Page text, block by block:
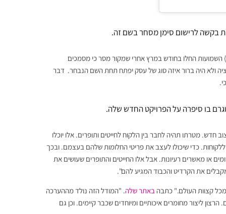
בקשה לרישום סימן מסחר בשם זה.
השמועות החלו בחודש במרץ אחרי שמקור מסר כי מסמכים
ולא היה ברור איזה סוג של עסק יפתח תחת השם הנבחר. דבר
בו סיפרה על הפרויקט החדש שלה.
מטרתו תהיה לחבר בין הלקוח לחייטים ותופרים. אלו יוכלו
כדי שיכולו לעצב את פריטי החלומות שלהם בעצמם. ובכך
או מאשרים רעיונות. אבל אלו החייטים והתופרים שעושים את
את הקרדיט והכבוד המגיע להם".
מכל קצוות העולם." כתבה באתר שלה. "המודל הזה נולד מההערכה
ליצור מחומרים איכותיים ומיוחדים שכבר קיימים. וכן גם